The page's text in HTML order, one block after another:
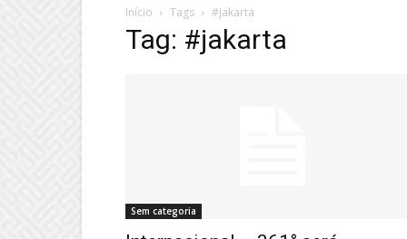
Início Tags #jakarta
Tag: #jakarta
Sem categoria